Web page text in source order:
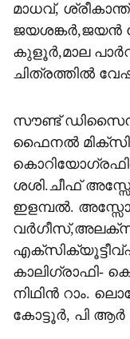
മാധവ്,
ജയശങ്കര്‍,ജയന്‍
കുളൂര്‍,മാല
ചിത്രത്തില്‍
സൗണ്ട്
ഫൈനല്‍
ശശി.ചീഫ്
ഇളമ്പല്‍.
കാലിഗ്രാഫി-
നിഥിന്‍ റാം.
കോട്ടൂര്‍, പി